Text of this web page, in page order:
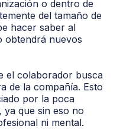
o dentro de
del tamaño de
hacer saber al
obtendrá nuevos
el colaborador busca
de la compañía. Esto
por la poca
ya que sin eso no
ni mental.